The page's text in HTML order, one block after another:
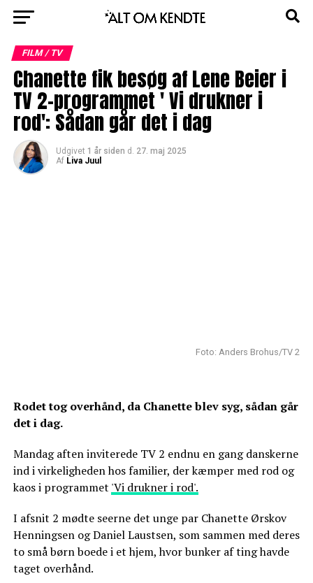
FILM / TV
Chanette fik besøg af Lene Beier i
TV 2-programmet ' Vi drukner i
rod': Sådan går det i dag
Udgivet 1 år siden d. 27. maj 2025
Af Liva Juul
Foto: Anders Brohus/TV 2
Rodet tog overhånd, da Chanette blev syg, sådan går
det i dag.
Mandag aften inviterede TV 2 endnu en gang danskerne
ind i virkeligheden hos familier, der kæmper med rod og
kaos i programmet 'Vi drukner i rod'.
I afsnit 2 mødte seerne det unge par Chanette Ørskov
Henningsen og Daniel Laustsen, som sammen med deres
to små børn boede i et hjem, hvor bunker af ting havde
taget overhånd.